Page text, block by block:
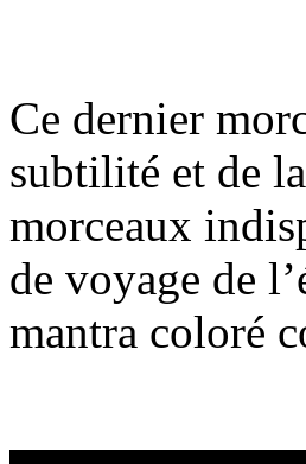
Ce dernier
subtilité et de
morceaux
de voyage de
mantra coloré